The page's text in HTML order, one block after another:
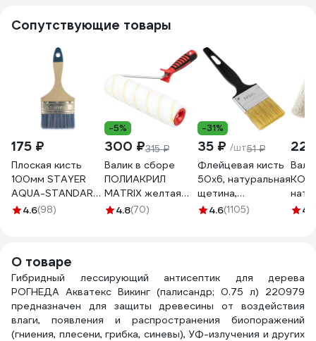
Сопутствующие товары
175 ₽
Плоская кисть
100мм STAYER
AQUA-STANDARD
01032-100
4.6(98)
-5%
300 ₽315 ₽
Валик в сборе
ПОЛИАКРИЛ
MATRIX желтая
полоса с
4.8(70)
-31%
35 ₽ /шт51 ₽
Флейцевая кисть
50х6, натуральная
щетина,
пластиковая ручка
4.6(1105)
250
4.1
О товаре
Гибридный лессирующий антисептик для дерева
РОГНЕДА Акватекс Викинг (палисандр; 0.75 л) 220979
предназначен для защиты древесины от воздействия
влаги, появления и распространения биопоражений
(гниения, плесени, грибка, синевы), УФ-излучения и других